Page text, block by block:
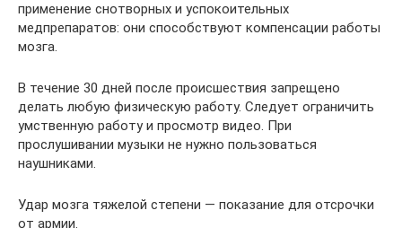
применение снотворных и успокоительных
медпрепаратов: они способствуют компенсации работы
мозга.
В течение 30 дней после происшествия запрещено
делать любую физическую работу. Следует ограничить
умственную работу и просмотр видео. При
прослушивании музыки не нужно пользоваться
наушниками.
Удар мозга тяжелой степени — показание для отсрочки
от армии.